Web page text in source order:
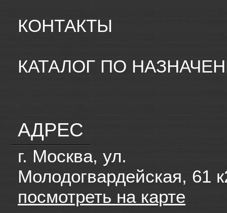
КОНТАКТЫ
КАТАЛОГ ПО
АДРЕС
г. Москва, ул.
Молодогвардейская, 61
посмотреть на карте